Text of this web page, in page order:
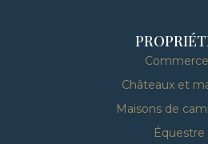
Châteaux et
Maisons de
Équestre